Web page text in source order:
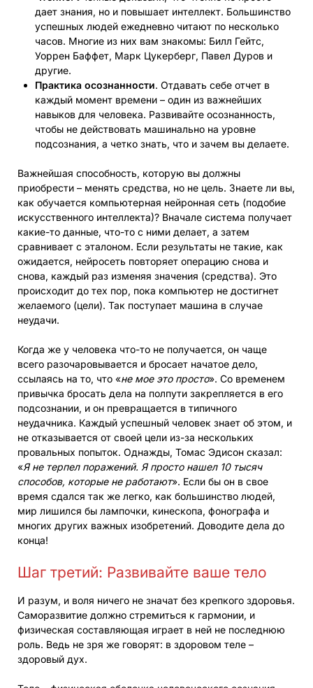
дает знания, но и повышает интеллект. Большинство
успешных людей ежедневно читают по несколько
часов. Многие из них вам знакомы: Билл Гейтс,
Уоррен Баффет, Марк Цукерберг, Павел Дуров и
другие.
Практика осознанности. Отдавать себе отчет в
каждый момент времени – один из важнейших
навыков для человека. Развивайте осознанность,
чтобы не действовать машинально на уровне
подсознания, а четко знать, что и зачем вы делаете.
Важнейшая способность, которую вы должны
приобрести – менять средства, но не цель. Знаете ли вы,
как обучается компьютерная нейронная сеть (подобие
искусственного интеллекта)? Вначале система получает
какие-то данные, что-то с ними делает, а затем
сравнивает с эталоном. Если результаты не такие, как
ожидается, нейросеть повторяет операцию снова и
снова, каждый раз изменяя значения (средства). Это
происходит до тех пор, пока компьютер не достигнет
желаемого (цели). Так поступает машина в случае
неудачи.
Когда же у человека что-то не получается, он чаще
всего разочаровывается и бросает начатое дело,
ссылаясь на то, что «не мое это просто». Со временем
привычка бросать дела на полпути закрепляется в его
подсознании, и он превращается в типичного
неудачника. Каждый успешный человек знает об этом, и
не отказывается от своей цели из-за нескольких
провальных попыток. Однажды, Томас Эдисон сказал:
«Я не терпел поражений. Я просто нашел 10 тысяч
способов, которые не работают». Если бы он в свое
время сдался так же легко, как большинство людей,
мир лишился бы лампочки, кинескопа, фонографа и
многих других важных изобретений. Доводите дела до
конца!
Шаг третий: Развивайте ваше тело
И разум, и воля ничего не значат без крепкого здоровья.
Саморазвитие должно стремиться к гармонии, и
физическая составляющая играет в ней не последнюю
роль. Ведь не зря же говорят: в здоровом теле –
здоровый дух.